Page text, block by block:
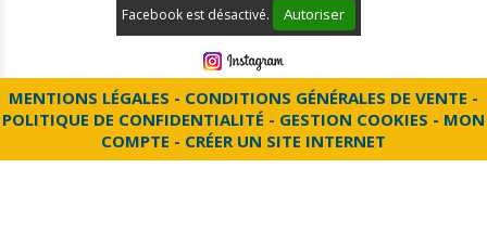
Facebook est désactivé. Autoriser
MENTIONS LÉGALES
CONDITIONS GÉNÉRALES DE VENTE
POLITIQUE DE CONFIDENTIALITÉ
GESTION COOKIES
MON
COMPTE
CRÉER UN SITE INTERNET